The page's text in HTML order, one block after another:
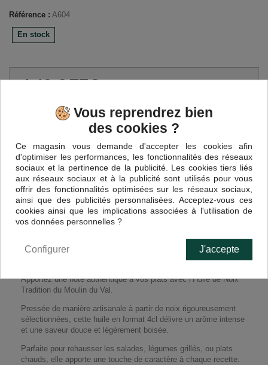
Référence : A604
En stock
4,40 €TTC
Ajouter au panier
EN SAVOIR PLUS
Apportez une note authentique à vos plats avec l’Huile de Noix
Tradition du Moulin du Val.
Pressée de manière artisanale à partir de noix rigoureusement
sélectionnées, cette huile en format 4cl délivre un arôme intense
et une saveur douce et légèrement boisée.
Parfaite pour rehausser les salades, légumes grillés, ou plats
chauds, elle apporte une touche de caractère à chaque recette.
Vous reprendrez bien
des cookies ?
Ce magasin vous demande d'accepter les cookies afin
d'optimiser les performances, les fonctionnalités des réseaux
sociaux et la pertinence de la publicité. Les cookies tiers liés
aux réseaux sociaux et à la publicité sont utilisés pour vous
offrir des fonctionnalités optimisées sur les réseaux sociaux,
ainsi que des publicités personnalisées. Acceptez-vous ces
cookies ainsi que les implications associées à l'utilisation de
vos données personnelles ?
J'accepte
Configurer